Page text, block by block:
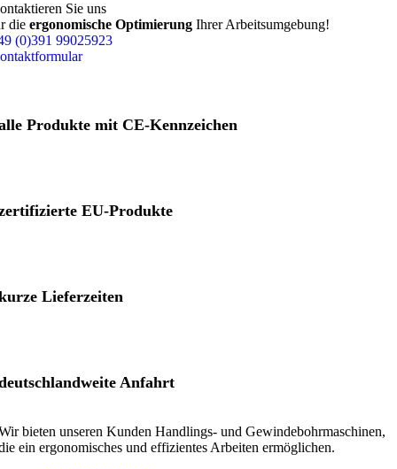
Sie uns
die ergonomische Optimierung Ihrer Arbeitsumgebung!
(0)391 99025923
Produkte mit CE-Kennzeichen
EU-Produkte
Lieferzeiten
Anfahrt
bieten unseren Kunden Handlings- und Gewinde­bohrmaschinen,
ein ergonomisches und effizientes Arbeiten ermöglichen.